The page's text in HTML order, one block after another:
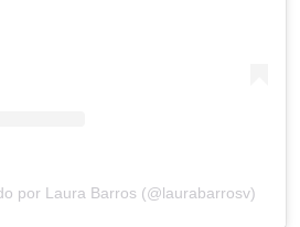
por Laura Barros (@laurabarrosv)